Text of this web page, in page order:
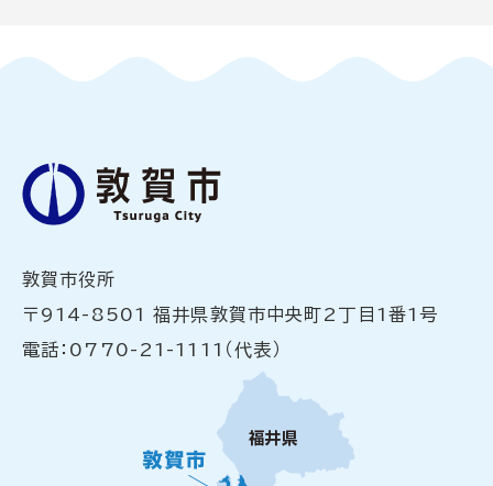
敦賀市役所
〒914-8501 福井県敦賀市中央町2丁目1番1号
電話：0770-21-1111（代表）